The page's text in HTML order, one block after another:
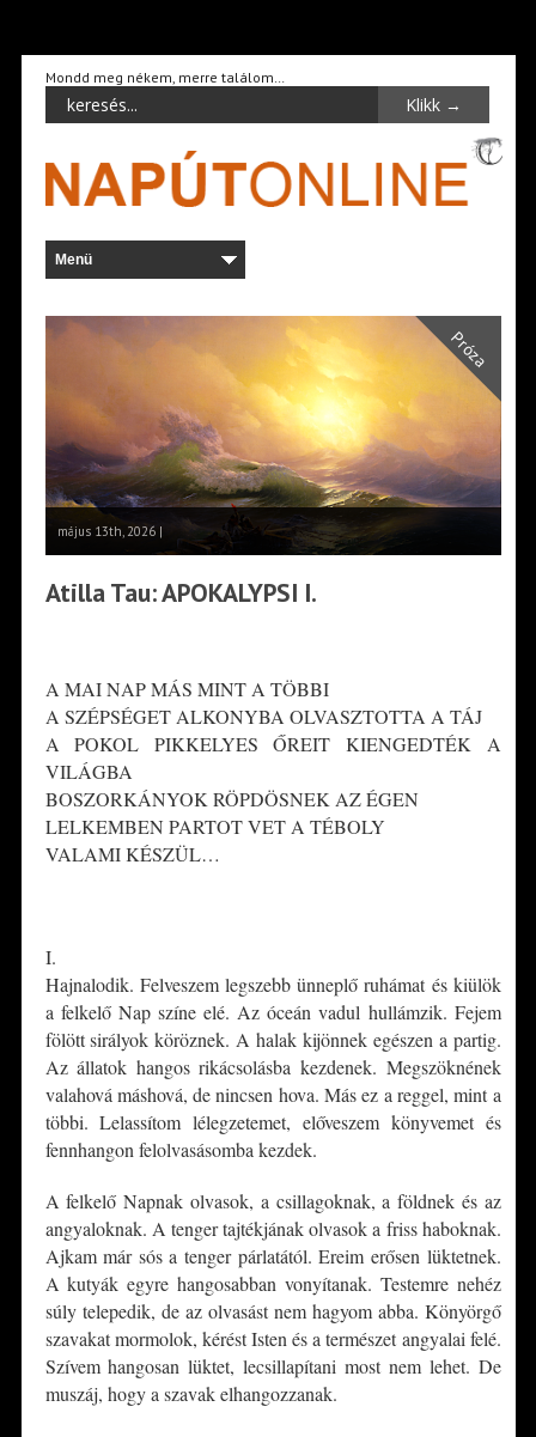
Mondd meg nékem, merre találom…
Próza
május 13th, 2026 |
Atilla Tau: APOKALYPSI I.
A MAI NAP MÁS MINT A TÖBBI
A SZÉPSÉGET ALKONYBA OLVASZTOTTA A TÁJ
A POKOL PIKKELYES ŐREIT KIENGEDTÉK A
VILÁGBA
BOSZORKÁNYOK RÖPDÖSNEK AZ ÉGEN
LELKEMBEN PARTOT VET A TÉBOLY
VALAMI KÉSZÜL…
I.
Hajnalodik. Felveszem legszebb ünneplő ruhámat és kiülök
a felkelő Nap színe elé. Az óceán vadul hullámzik. Fejem
fölött sirályok köröznek. A halak kijönnek egészen a partig.
Az állatok hangos rikácsolásba kezdenek. Megszöknének
valahová máshová, de nincsen hova. Más ez a reggel, mint a
többi. Lelassítom lélegzetemet, előveszem könyvemet és
fennhangon felolvasásomba kezdek.
A felkelő Napnak olvasok, a csillagoknak, a földnek és az
angyaloknak. A tenger tajtékjának olvasok a friss haboknak.
Ajkam már sós a tenger párlatától. Ereim erősen lüktetnek.
A kutyák egyre hangosabban vonyítanak. Testemre nehéz
súly telepedik, de az olvasást nem hagyom abba. Könyörgő
szavakat mormolok, kérést Isten és a természet angyalai felé.
Szívem hangosan lüktet, lecsillapítani most nem lehet. De
muszáj, hogy a szavak elhangozzanak.